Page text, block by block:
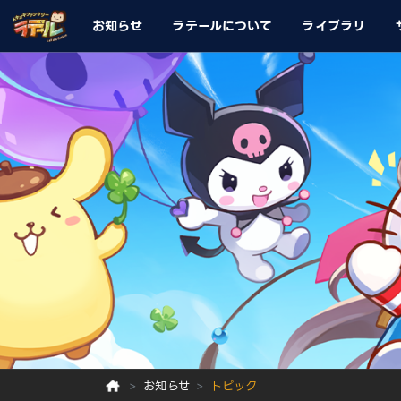
お知らせ ラテールについて ライブラリ
お知らせ トピック